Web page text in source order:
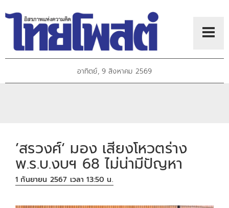
อาทิตย์, 9 สิงหาคม 2569
’สรวงศ์‘ มอง เสียงโหวตร่าง
พ.ร.บ.งบฯ 68 ไม่น่ามีปัญหา
1 กันยายน 2567 เวลา 13:50 น.